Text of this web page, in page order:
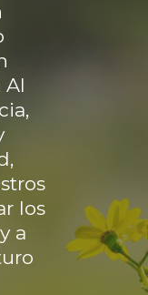
Al
los
a